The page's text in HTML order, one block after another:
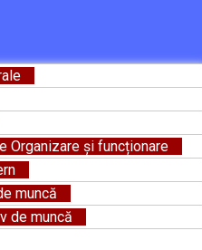
Organizare și funcționare
muncă
de muncă